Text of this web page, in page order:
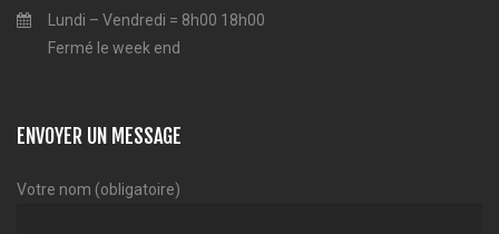
Lundi – Vendredi = 8h00 18h00
Fermé le week end
ENVOYER UN MESSAGE
Votre nom (obligatoire)